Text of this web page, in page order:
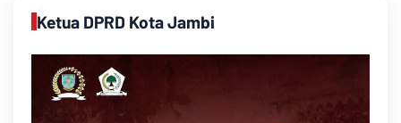
Ketua DPRD Kota Jambi